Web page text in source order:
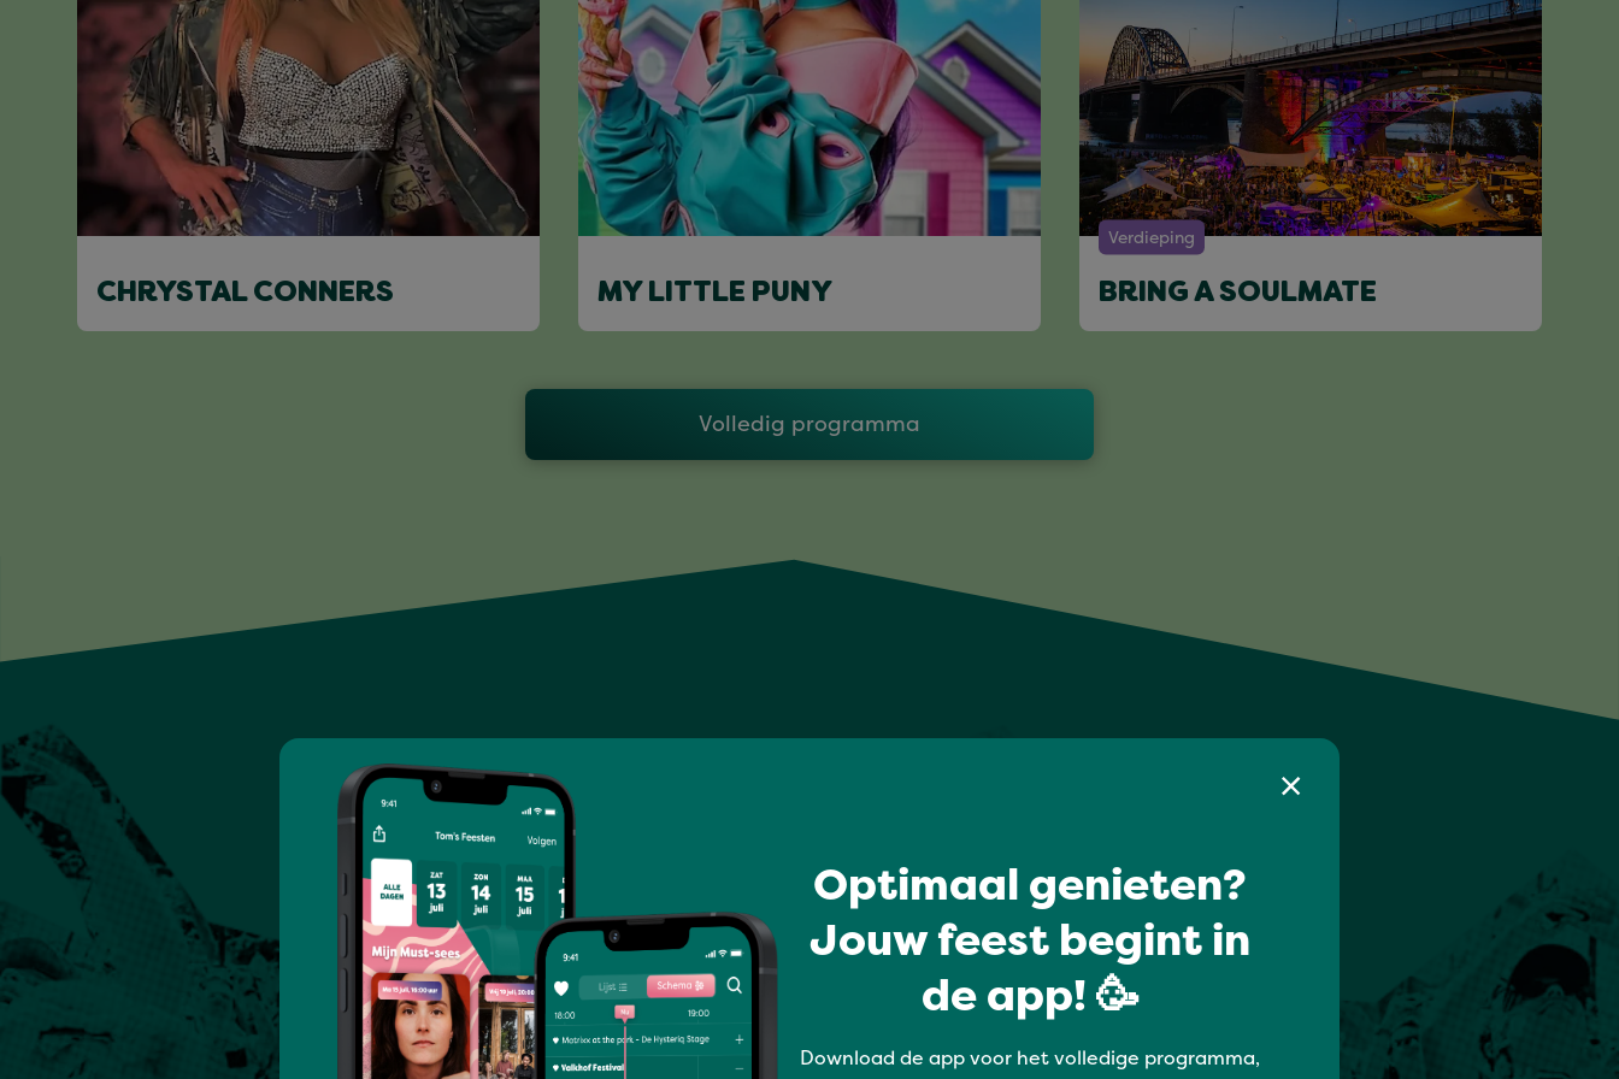
CHRYSTAL CONNERS MY LITTLE PUNY
Verdieping
BRING A SOULMATE
Volledig programma
Optimaal genieten?
Jouw feest begint in
de app! 🥳
Download de app voor het volledige programma,